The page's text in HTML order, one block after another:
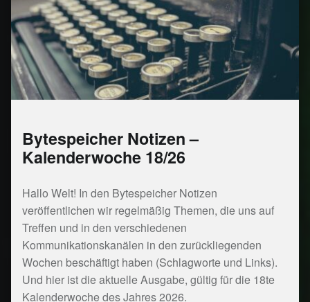
Bytespeicher Notizen –
Kalenderwoche 18/26
Hallo Welt! In den Bytespeicher Notizen
veröffentlichen wir regelmäßig Themen, die uns auf
Treffen und in den verschiedenen
Kommunikationskanälen in den zurückliegenden
Wochen beschäftigt haben (Schlagworte und Links).
Und hier ist die aktuelle Ausgabe, gültig für die 18te
Kalenderwoche des Jahres 2026.